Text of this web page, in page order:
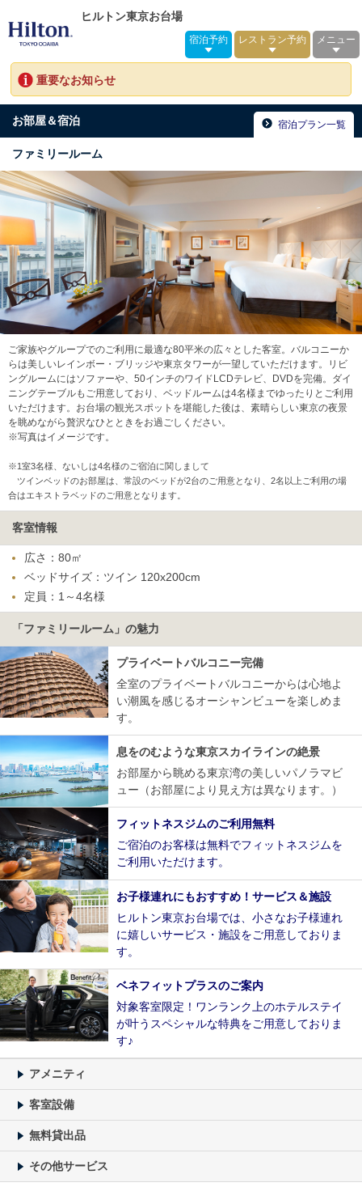
ヒルトン東京お台場
宿泊予約 レストラン予約 メニュー
重要なお知らせ
お部屋＆宿泊 宿泊プラン一覧
ファミリールーム
ご家族やグループでのご利用に最適な80平米の広々とした客室。バルコニーか
らは美しいレインボー・ブリッジや東京タワーが一望していただけます。リビ
ングルームにはソファーや、50インチのワイドLCDテレビ、DVDを完備。ダイ
ニングテーブルもご用意しており、ベッドルームは4名様までゆったりとご利用
いただけます。お台場の観光スポットを堪能した後は、素晴らしい東京の夜景
を眺めながら贅沢なひとときをお過ごしください。
※写真はイメージです。
※1室3名様、ないしは4名様のご宿泊に関しまして
ツインベッドのお部屋は、常設のベッドが2台のご用意となり、2名以上ご利用の場
合はエキストラベッドのご用意となります。
客室情報
広さ：80㎡
ベッドサイズ：ツイン 120x200cm
定員：1～4名様
「ファミリールーム」の魅力
プライベートバルコニー完備
全室のプライベートバルコニーからは心地よ
い潮風を感じるオーシャンビューを楽しめま
す。
息をのむような東京スカイラインの絶景
お部屋から眺める東京湾の美しいパノラマビ
ュー（お部屋により見え方は異なります。）
フィットネスジムのご利用無料
ご宿泊のお客様は無料でフィットネスジムを
ご利用いただけます。
お子様連れにもおすすめ！サービス＆施設
ヒルトン東京お台場では、小さなお子様連れ
に嬉しいサービス・施設をご用意しておりま
す。
ベネフィットプラスのご案内
対象客室限定！ワンランク上のホテルステイ
が叶うスペシャルな特典をご用意しておりま
す♪
アメニティ
客室設備
無料貸出品
その他サービス